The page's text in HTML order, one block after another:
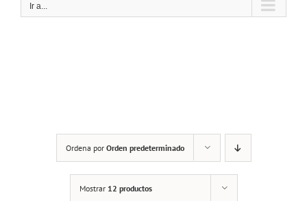
Ir a...
Ordena por Orden predeterminado
Mostrar 12 productos